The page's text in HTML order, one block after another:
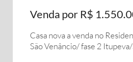
Venda por R$
Casa nova a venda no
São Venâncio/ fase 2